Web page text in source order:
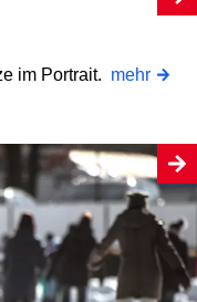
im Portrait. mehr